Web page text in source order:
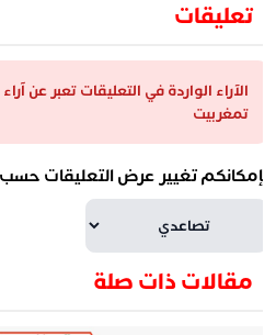
تعليقات
الآراء الواردة في التعليقات تعبر عن
تمغربيت
تغيير عرض التعليقات حسب
مقالات ذات صلة